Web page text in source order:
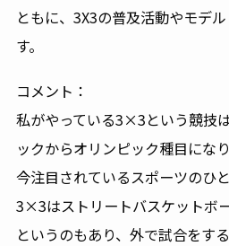
ともに、3X3の普及活動やモデ
す。
コメント：
私がやっている3×3という競技
ックからオリンピック種目にな
今注目されているスポーツのひ
3×3はストリートバスケットボ
というのもあり、外で試合をす